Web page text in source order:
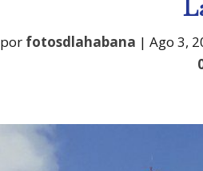
fotosdlahabana | Ago 3,